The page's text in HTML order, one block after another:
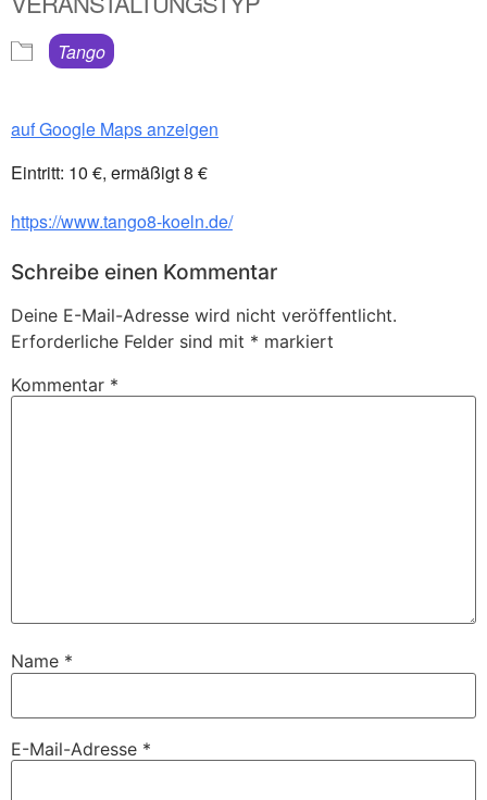
Tango
auf Google Maps anzeigen
Eintritt: 10 €, ermäßigt 8 €
https://www.tango8-koeln.de/
Schreibe einen Kommentar
Deine E-Mail-Adresse wird nicht veröffentlicht.
Erforderliche Felder sind mit * markiert
Kommentar *
Name *
E-Mail-Adresse *